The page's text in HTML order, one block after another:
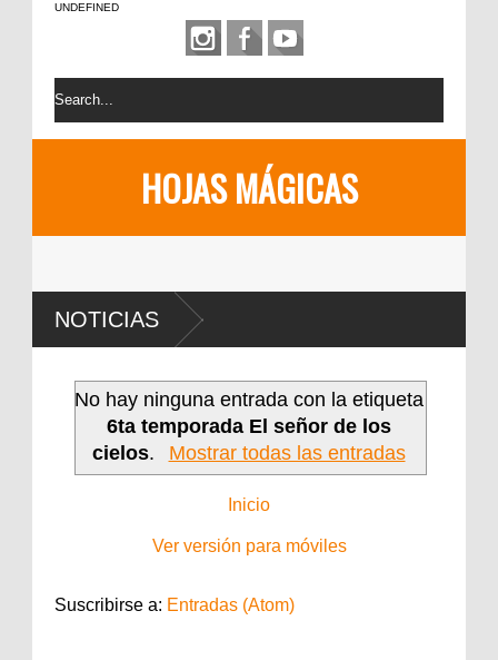
UNDEFINED
HOJAS MÁGICAS
NOTICIAS
No hay ninguna entrada con la etiqueta
6ta temporada El señor de los
cielos. Mostrar todas las entradas
Inicio
Ver versión para móviles
Suscribirse a: Entradas (Atom)